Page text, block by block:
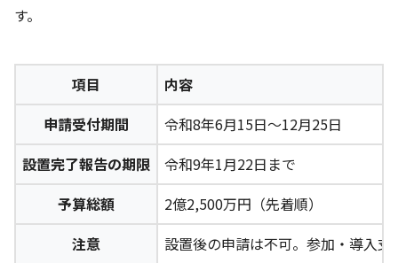
す。
項目
内容
申請受付期間
令和8年6月15日〜12月25日
設置完了報告の期限
令和9年1月22日まで
予算総額
2億2,500万円（先着順）
注意
設置後の申請は不可。参加・導入